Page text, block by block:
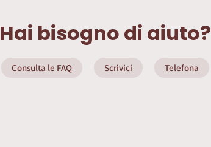
Hai bisogno di aiuto?
Consulta le FAQ Scrivici Telefona